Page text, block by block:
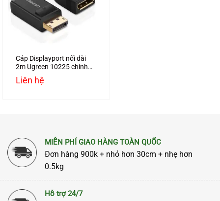
Cáp Displayport nối dài
2m Ugreen 10225 chính
hãng
Liên hệ
MIỄN PHÍ GIAO HÀNG TOÀN QUỐC
Đơn hàng 900k + nhỏ hơn 30cm + nhẹ hơn
0.5kg
Hỗ trợ 24/7